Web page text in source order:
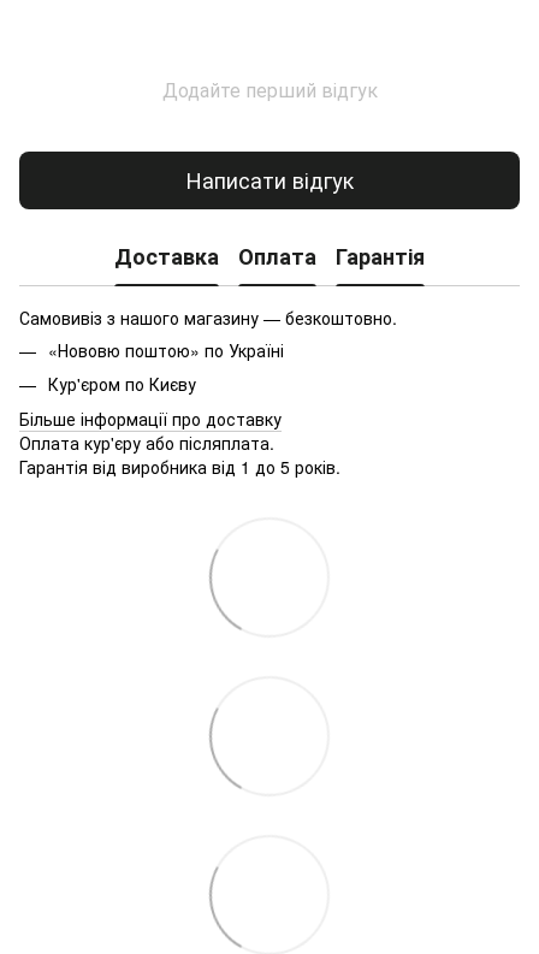
Додайте перший відгук
Написати відгук
Доставка Оплата Гарантія
Самовивіз з нашого магазину — безкоштовно.
«Нововю поштою» по Україні
Кур'єром по Києву
Більше інформації про доставку
Оплата кур'єру або післяплата.
Гарантія від виробника від 1 до 5 років.